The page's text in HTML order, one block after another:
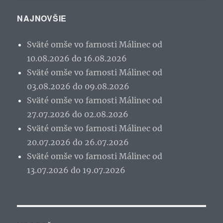
NAJNOVŠIE
Sväté omše vo farnosti Málinec od
10.08.2026 do 16.08.2026
Sväté omše vo farnosti Málinec od
03.08.2026 do 09.08.2026
Sväté omše vo farnosti Málinec od
27.07.2026 do 02.08.2026
Sväté omše vo farnosti Málinec od
20.07.2026 do 26.07.2026
Sväté omše vo farnosti Málinec od
13.07.2026 do 19.07.2026